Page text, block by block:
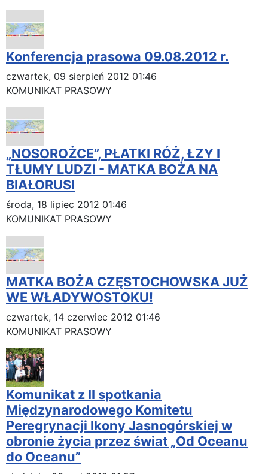
Konferencja prasowa 09.08.2012 r.
czwartek, 09 sierpień 2012 01:46
KOMUNIKAT PRASOWY
„NOSOROŻCE”, PŁATKI RÓŻ, ŁZY I
TŁUMY LUDZI - MATKA BOŻA NA
BIAŁORUSI
środa, 18 lipiec 2012 01:46
KOMUNIKAT PRASOWY
MATKA BOŻA CZĘSTOCHOWSKA JUŻ
WE WŁADYWOSTOKU!
czwartek, 14 czerwiec 2012 01:46
KOMUNIKAT PRASOWY
Komunikat z II spotkania
Międzynarodowego Komitetu
Peregrynacji Ikony Jasnogórskiej w
obronie życia przez świat „Od Oceanu
do Oceanu”